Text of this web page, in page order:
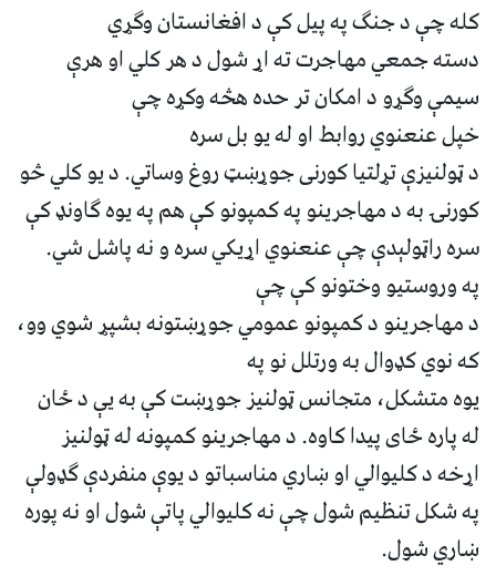
کله چې د جنګ په پیل کې د افغانستان وګړي
دسته جمعي مهاجرت ته اړ شول د هر کلي او هرې
سیمې وګړو د امکان تر حده هڅه وکړه چې
خپل عنعنوي روابط او له یو بل سره
د ټولنيزې تړلتیا کورنی جوړښټ روغ وساتي. د یو کلي څو
کورنۍ به د مهاجرینو په کمپونو کې هم په یوه ګاونډ کې
سره راټولېدې چې عنعنوي اړیکي سره و نه پاشل شي.
په وروستیو وختونو کې چې
د مهاجرینو د کمپونو عمومي جوړښتونه بشپړ شوي وو،
که نوي کډوال به ورتلل نو په
یوه متشکل، متجانس ټولنیز جوړښت کې به یې د ځان
له پاره ځای پیدا کاوه. د مهاجرینو کمپونه له ټولنیز
اړخه د کلیوالي او ښاري مناسباتو د یوې منفردې ګډولې
په شکل تنظیم شول چې نه کلیوالي پاتې شول او نه پوره
ښاري شول.